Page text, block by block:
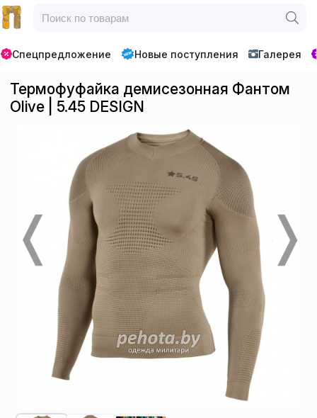
Спецпредложение Новые поступления Галерея
Термофуфайка демисезонная Фантом
Olive | 5.45 DESIGN